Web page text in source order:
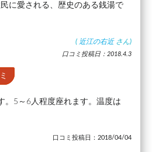
に愛される、歴史のある銭湯で
( 近江の右近 さん)
口コミ投稿日：2018.4.3
。5～6人程度座れます。温度は
口コミ投稿日：2018/04/04